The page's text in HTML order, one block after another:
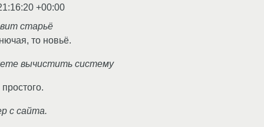
+00:00
старьё
то новьё.
вычистить систему
с сайта.